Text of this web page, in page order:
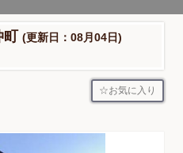
町 (更新日：08月04日)
お気に入り